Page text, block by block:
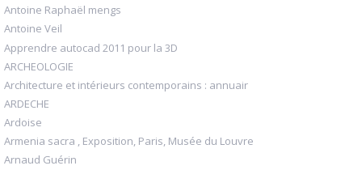
Antoine Raphaël mengs
Antoine Veil
Apprendre autocad 2011 pour la 3D
ARCHEOLOGIE
Architecture et intérieurs contemporains : annuair
ARDECHE
Ardoise
Armenia sacra , Exposition, Paris, Musée du Louvre
Arnaud Guérin